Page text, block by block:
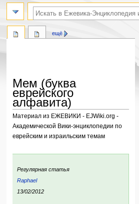
Мем (буква
еврейского
алфавита)
Материал из ЕЖЕВИКИ - EJWiki.org -
Академической Вики-энциклопедии по
еврейским и израильским темам
Перейти
навигации
Перейти
поиску
Регулярная статья
Raphael
13/02/2012
ещё
поиск по словам